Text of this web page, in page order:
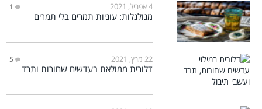
4 אפריל, 2021 1
מגולגלות: עוגיות תמרים בלי תמרים
22 מרץ, 2021 5
דלורית ממולאת בעדשים שחורות ותרד